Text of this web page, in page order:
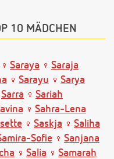
10 MÄDCHEN
Saraya
Saraja
Sarayu
Sarya
Sarra
Sariah
Sahra-Lena
Saskja
Saliha
Sofie
Sanjana
Salia
Samarah